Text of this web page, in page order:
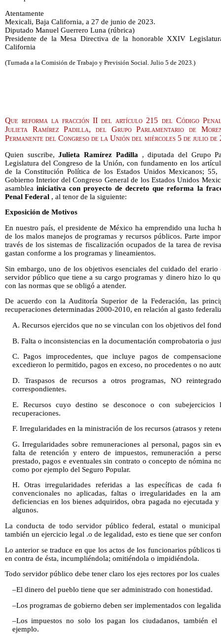
Atentamente
Mexicali, Baja California, a 27 de junio de 2023.
Diputado Manuel Guerrero Luna (rúbrica)
Presidente de la Mesa Directiva de la honorable XXIV
California
(Turnada a la Comisión de Trabajo y Previsión Social. Julio 5 de 2023.)
Que reforma la fracción II del artículo 215 del Código
Julieta Ramírez Padilla, del Grupo Parlamentario de
Permanente del Congreso de la Unión del miércoles 5 de julio de
Quien suscribe,Julieta Ramírez Padilla , diputada del Grupo
Legislatura del Congreso de la Unión, con fundamento en los
de la Constitución Política de los Estados Unidos Mexicanos;
Gobierno Interior del Congreso General de los Estados Unidos
asambleainiciativa con proyecto de decreto que reforma la
Penal Federal , al tenor de la siguiente:
Exposición de Motivos
En nuestro país, el presidente de México ha emprendido una lucha
de los malos manejos de programas y recursos públicos. Parte
través de los sistemas de fiscalización ocupados de la tarea de
gastan conforme a los programas y lineamientos.
Sin embargo, uno de los objetivos esenciales del cuidado del
servidor público que tiene a su cargo programas y dinero hizo lo
con las normas que se obligó a atender.
De acuerdo con la Auditoría Superior de la Federación, las
recuperaciones determinadas 2000-2010, en relación al gasto
A. Recursos ejercidos que no se vinculan con los objetivos del
B. Falta o inconsistencias en la documentación comprobatoria o
C. Pagos improcedentes, que incluye pagos de
excedieron lo permitido, pagos en exceso, no procedentes o no
D. Traspasos de recursos a otros programas, NO
correspondientes.
E. Recursos cuyo destino se desconoce o con
recuperaciones.
F. Irregularidades en la ministración de los recursos (atrasos y
G. Irregularidades sobre remuneraciones al personal, pagos sin
falta de retención y entero de impuestos, remuneración a
prestado, pagos e eventuales sin contrato o concepto de nómina
como por ejemplo del Seguro Popular.
H. Otras irregularidades referidas a las específicas de cada
convencionales no aplicadas, faltas o irregularidades en la
deficiencias en los bienes adquiridos, obra pagada no ejecutada
algunos.
La conducta de todo servidor público federal, estatal o
también un ejercicio legal .o de legalidad, esto es tiene que ser
Lo anterior se traduce en que los actos de los funcionarios públicos
en contra de ésta, incumpliéndola; omitiéndola o impidiéndola.
Todo servidor público debe tener claro los ejes rectores por los
–El dinero del pueblo tiene que ser administrado con honestidad.
–Los programas de gobierno deben ser implementados con
–Los impuestos no solo los pagan los ciudadanos, también
ejemplo.